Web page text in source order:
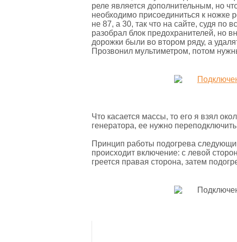
реле является дополнительным, но
необходимо присоединиться к ножке
не 87, а 30, так что на сайте, судя по
разобрал блок предохранителей, но
дорожки были во втором ряду, а
Прозвонил мультиметром, потом
Что касается массы, то его я взял
генератора, ее нужно
Принцип работы подогрева
происходит включение: с левой
греется правая сторона, затем